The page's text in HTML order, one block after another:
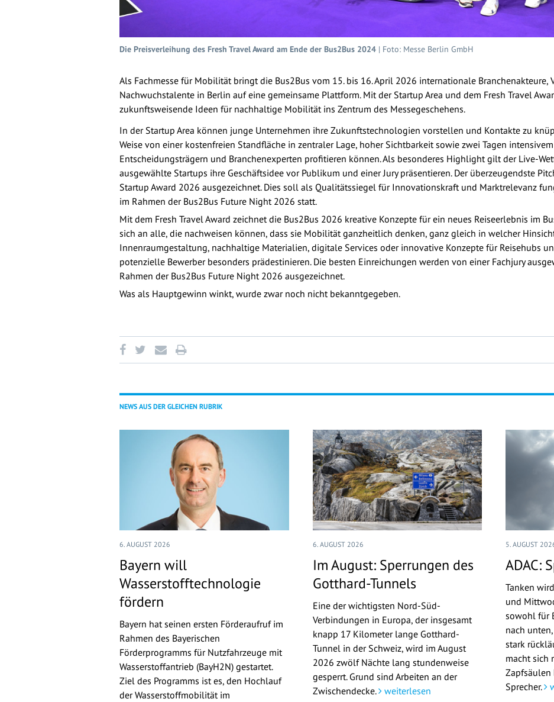
Die Preisverleihung des Fresh Travel Award am Ende der Bus2Bus 2024 | Foto: Messe Berlin GmbH
Als Fachmesse für Mobilität bringt die Bus2Bus vom 15. bis 16. April 2026 internationale Branchenakteure,
Nachwuchstalente in Berlin auf eine gemeinsame Plattform. Mit der Startup Area und dem Fresh Travel
zukunftsweisende Ideen für nachhaltige Mobilität ins Zentrum des Messegeschehens.
In der Startup Area können junge Unternehmen ihre Zukunftstechnologien vorstellen und Kontakte zu
Weise von einer kostenfreien Standfläche in zentraler Lage, hoher Sichtbarkeit sowie zwei Tagen
Entscheidungsträgern und Branchenexperten profitieren können. Als besonderes Highlight gilt der Live-
ausgewählte Startups ihre Geschäftsidee vor Publikum und einer Jury präsentieren. Der überzeugendste
Startup Award 2026 ausgezeichnet. Dies soll als Qualitätssiegel für Innovationskraft und Marktrelevanz
im Rahmen der Bus2Bus Future Night 2026 statt.
Mit dem Fresh Travel Award zeichnet die Bus2Bus 2026 kreative Konzepte für ein neues Reiseerlebnis im
sich an alle, die nachweisen können, dass sie Mobilität ganzheitlich denken, ganz gleich in welcher
Innenraumgestaltung, nachhaltige Materialien, digitale Services oder innovative Konzepte für Reisehubs
potenzielle Bewerber besonders prädestinieren. Die besten Einreichungen werden von einer Fachjury
Rahmen der Bus2Bus Future Night 2026 ausgezeichnet.
Was als Hauptgewinn winkt, wurde zwar noch nicht bekanntgegeben.
NEWS AUS DER GLEICHEN RUBRIK
6. AUGUST 2026
Bayern will
Wasserstofftechnologie
fördern
Bayern hat seinen ersten Förderaufruf im
Rahmen des Bayerischen
Förderprogramms für Nutzfahrzeuge mit
Wasserstoffantrieb (BayH2N) gestartet.
Ziel des Programms ist es, den Hochlauf
der Wasserstoffmobilität im
6. AUGUST 2026
Im August: Sperrungen des
Gotthard-Tunnels
Eine der wichtigsten Nord-Süd-
Verbindungen in Europa, der insgesamt
knapp 17 Kilometer lange Gotthard-
Tunnel in der Schweiz, wird im August
2026 zwölf Nächte lang stundenweise
gesperrt. Grund sind Arbeiten an der
Zwischendecke. weiterlesen
5. AUGUST
ADAC:
Tanken
und
sowohl für
nach
stark
macht sich
Zapfsäulen
Sprecher.